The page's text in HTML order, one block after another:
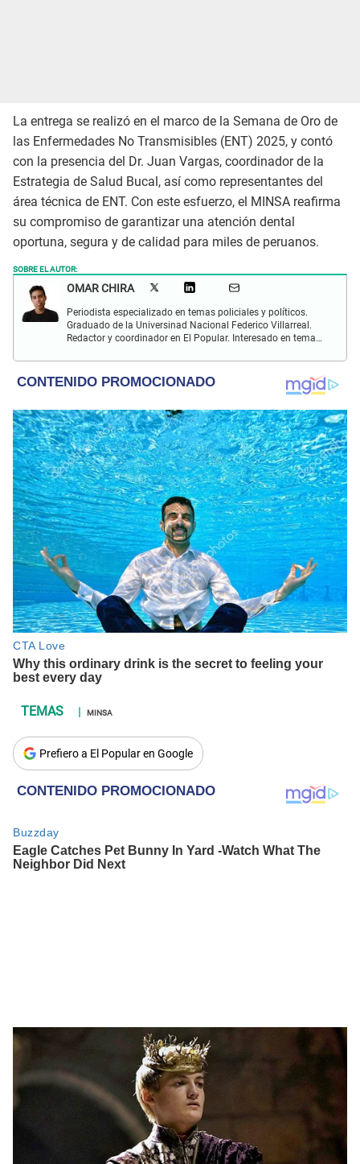
La entrega se realizó en el marco de la Semana de Oro de
las Enfermedades No Transmisibles (ENT) 2025, y contó
con la presencia del Dr. Juan Vargas, coordinador de la
Estrategia de Salud Bucal, así como representantes del
área técnica de ENT. Con este esfuerzo, el MINSA reafirma
su compromiso de garantizar una atención dental
oportuna, segura y de calidad para miles de peruanos.
SOBRE EL AUTOR:
OMAR CHIRA
Periodista especializado en temas policiales y políticos.
Graduado de la Universinad Nacional Federico Villarreal.
Redactor y coordinador en El Popular. Interesado en temas
MINSA
Prefiero a El Popular en Google